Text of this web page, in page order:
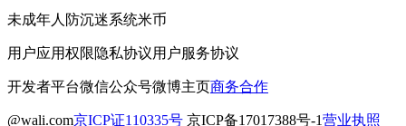
未成年人防沉迷系统米币
用户应用权限隐私协议用户服务协议
开发者平台微信公众号微博主页商务合作
@wali.com京ICP证110335号 京ICP备17017388号-1营业执照